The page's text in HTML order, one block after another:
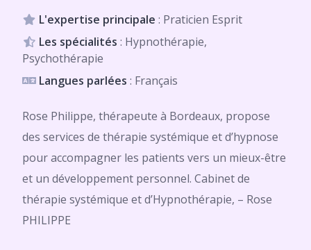
L'expertise principale : Praticien Esprit
Les spécialités : Hypnothérapie,
Psychothérapie
Langues parlées : Français
Rose Philippe, thérapeute à Bordeaux, propose
des services de thérapie systémique et d’hypnose
pour accompagner les patients vers un mieux-être
et un développement personnel. Cabinet de
thérapie systémique et d’Hypnothérapie, – Rose
PHILIPPE